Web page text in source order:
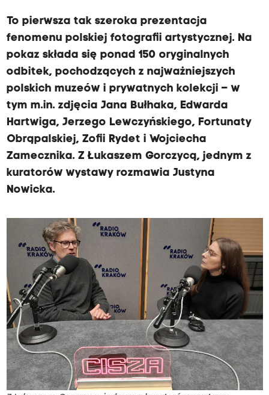
To pierwsza tak szeroka prezentacja
fenomenu polskiej fotografii artystycznej. Na
pokaz składa się ponad 150 oryginalnych
odbitek, pochodzących z najważniejszych
polskich muzeów i prywatnych kolekcji – w
tym m.in. zdjęcia Jana Bułhaka, Edwarda
Hartwiga, Jerzego Lewczyńskiego, Fortunaty
Obrąpalskiej, Zofii Rydet i Wojciecha
Zamecznika. Z Łukaszem Gorczycą, jednym z
kuratorów wystawy rozmawia Justyna
Nowicka.